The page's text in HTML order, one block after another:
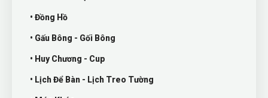
• Đồng Hồ
• Gấu Bông - Gối Bông
• Huy Chương - Cup
• Lịch Để Bàn - Lịch Treo Tường